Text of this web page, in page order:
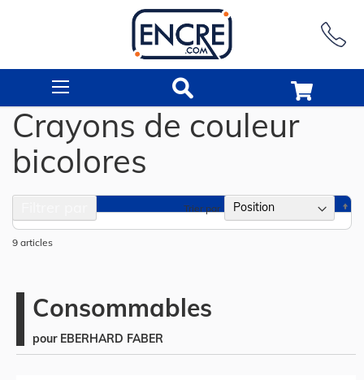
Crayons de couleur
bicolores
9 articles
Trier par
Consommables
pour EBERHARD FABER